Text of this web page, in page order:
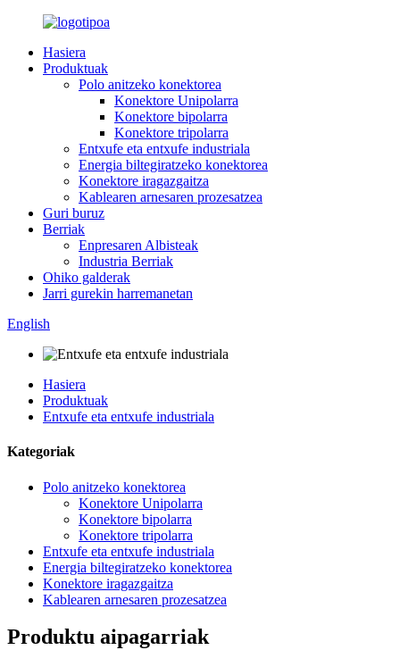
Hasiera
Produktuak
Polo anitzeko konektorea
Konektore Unipolarra
Konektore bipolarra
Konektore tripolarra
Entxufe eta entxufe industriala
Energia biltegiratzeko konektorea
Konektore iragazgaitza
Kablearen arnesaren prozesatzea
Guri buruz
Berriak
Enpresaren Albisteak
Industria Berriak
Ohiko galderak
Jarri gurekin harremanetan
English
Hasiera
Produktuak
Entxufe eta entxufe industriala
Kategoriak
Polo anitzeko konektorea
Konektore Unipolarra
Konektore bipolarra
Konektore tripolarra
Entxufe eta entxufe industriala
Energia biltegiratzeko konektorea
Konektore iragazgaitza
Kablearen arnesaren prozesatzea
Produktu aipagarriak